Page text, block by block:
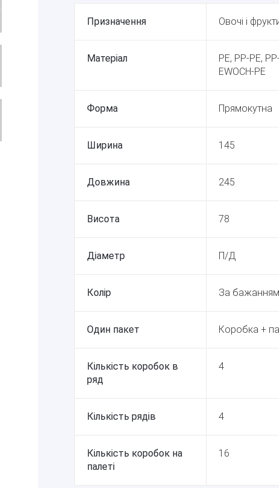
Призначення Овочі і
Матеріал
PE, PP-PE,
EWOCH-PE
Форма Прямокутна
Ширина 145
Довжина 245
Висота 78
Діаметр П/Д
Колір За бажанням
Один пакет Коробка +
Кількість коробок в
ряд
4
Кількість рядів 4
Кількість коробок на
палеті
16